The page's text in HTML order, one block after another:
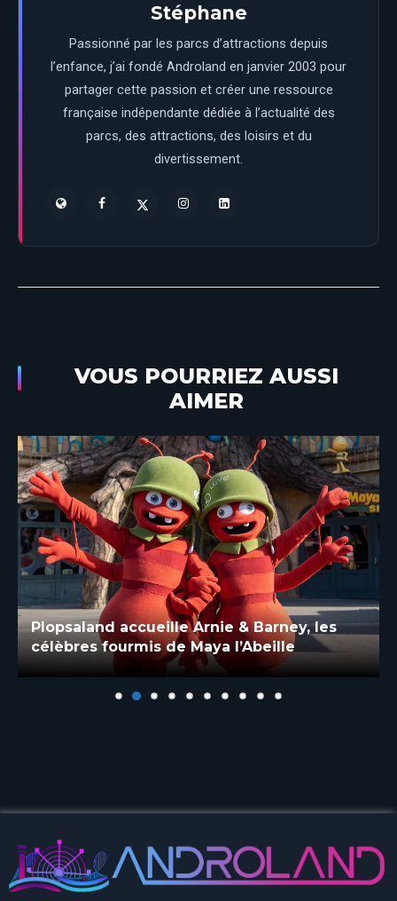
Stéphane
Passionné par les parcs d’attractions depuis
l’enfance, j’ai fondé Androland en janvier 2003 pour
partager cette passion et créer une ressource
française indépendante dédiée à l’actualité des
parcs, des attractions, des loisirs et du
divertissement.
VOUS POURRIEZ AUSSI
AIMER
Plopsaland accueille Arnie & Barney, les
célèbres fourmis de Maya l’Abeille